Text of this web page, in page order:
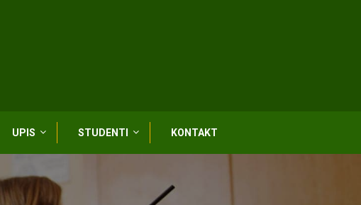
UPIS STUDENTI KONTAKT